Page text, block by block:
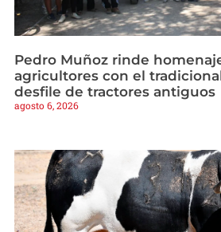
Pedro Muñoz rinde
agricultores con el
desfile de tractores antiguos
agosto 6, 2026